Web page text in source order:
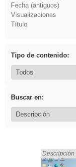
Fecha (antiguos)
Visualizaciones
Título
Tipo de contenido:
Buscar en:
Encontrado
Descripción